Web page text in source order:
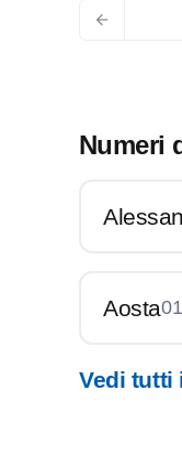
Numeri
Aosta
Vedi tutti